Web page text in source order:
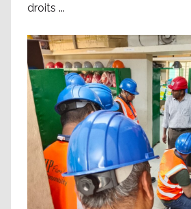
droits ...